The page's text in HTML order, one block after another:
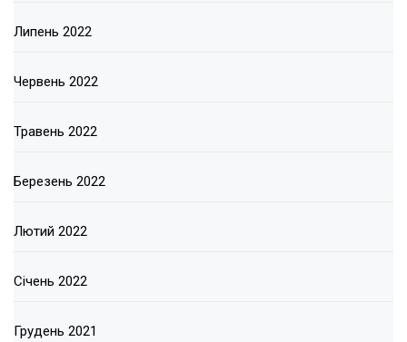
Липень 2022
Червень 2022
Травень 2022
Березень 2022
Лютий 2022
Січень 2022
Грудень 2021